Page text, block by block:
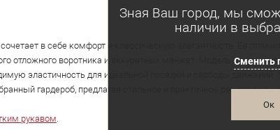
Зная Ваш город, мы
наличии в
Сменить
Ок
в себе комфорт и классическую элегантность. Ее
отложного воротника и аккуратных манжет. Модель сшита из
эластичность для идеальной посадки и свободы
гардероб, предлагая стильное и практичное решение на
рукавом.